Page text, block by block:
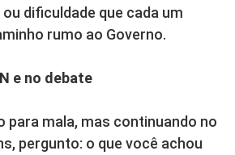
dificuldade que cada um
rumo ao Governo.
e no debate
para mala, mas continuando no
pergunto: o que você achou